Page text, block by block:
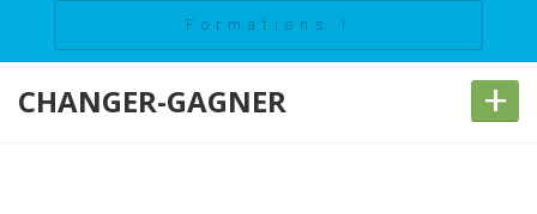
Formations !
CHANGER-GAGNER +